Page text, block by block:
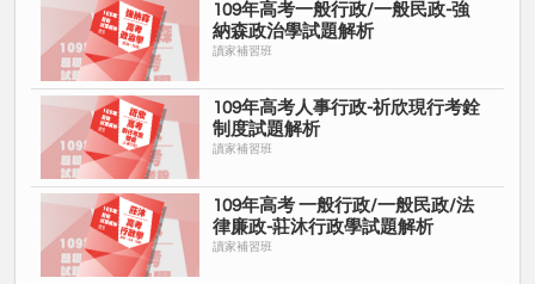
109年高考一般行政/一般民政-強
納森政治學試題解析
讀家補習班
109年高考人事行政-祈欣現行考銓
制度試題解析
讀家補習班
109年⾼考 一般行政/一般民政/法
律廉政-莊沐⾏政學試題解析
讀家補習班